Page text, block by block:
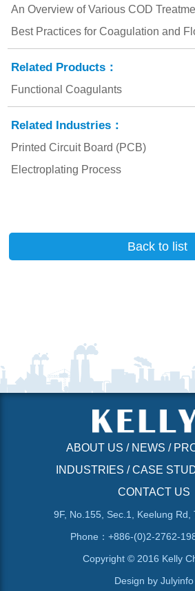
Related Products：
Functional Coagulants
Related Industries：
Printed Circuit Board (PCB)
Electroplating Process
Back to list
ABOUT US / NEWS /
INDUSTRIES /CASE
CONTACT US
9F, No.155, Sec.1, Keelung Rd,
Phone：+886-(0)2-2762-
Copyright © 2016 Kelly
Design byJulyinfo